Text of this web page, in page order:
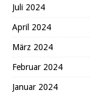
Juli 2024
April 2024
März 2024
Februar 2024
Januar 2024